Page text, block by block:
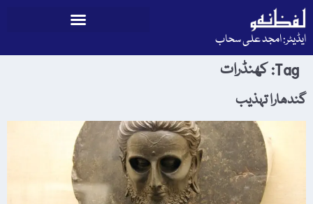
ایڈیٹر: امجد علی سحاب
Tag: کھنڈرات
گندھارا تہذیب